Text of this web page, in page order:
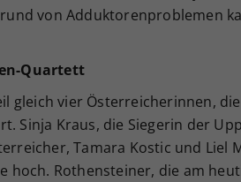
von Adduktorenproblemen
Quartett
gleich vier Österreicherinnen,
Sinja Kraus, die Siegerin der
Tamara Kostic und Liel
hoch. Rothensteiner, die am